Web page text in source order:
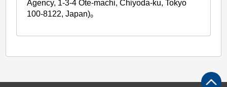
Agency, 1-3-4 Ote-machi, Chiyoda-ku, Tokyo
100-8122, Japan)。